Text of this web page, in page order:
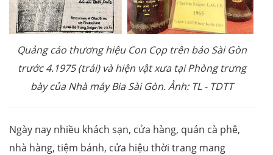
Quảng cáo thương hiệu Con Cọp trên báo Sài Gòn
trước 4.1975 (trái) và hiện vật xưa tại Phòng trưng
bày của Nhà máy Bia Sài Gòn. Ảnh: TL - TDTT
Ngày nay nhiều khách sạn, cửa hàng, quán cà phê,
nhà hàng, tiệm bánh, cửa hiệu thời trang mang